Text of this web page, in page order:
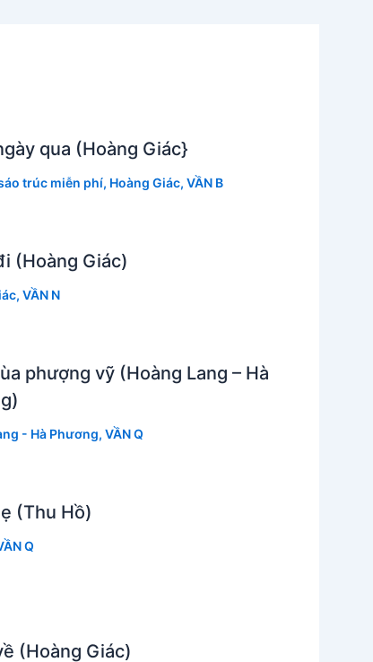
qua (Hoàng Giác}
trúc miễn phí, Hoàng Giác, VẦN B
(Hoàng Giác)
, VẦN N
phượng vỹ (Hoàng Lang – Hà
- Hà Phương, VẦN Q
(Thu Hồ)
Q
(Hoàng Giác)